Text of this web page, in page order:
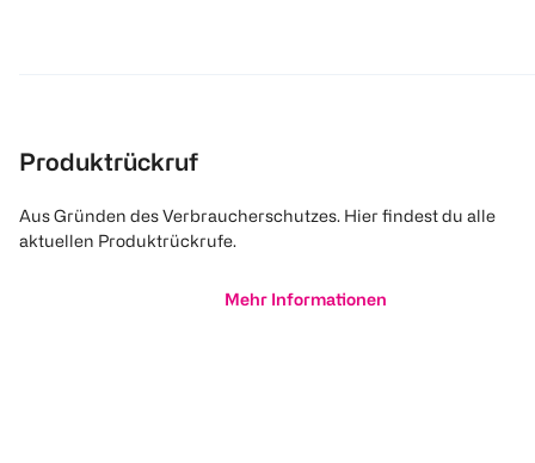
Produktrückruf
Aus Gründen des Verbraucherschutzes. Hier findest du alle
aktuellen Produktrückrufe.
Mehr Informationen